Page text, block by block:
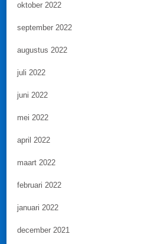
oktober 2022
september 2022
augustus 2022
juli 2022
juni 2022
mei 2022
april 2022
maart 2022
februari 2022
januari 2022
december 2021